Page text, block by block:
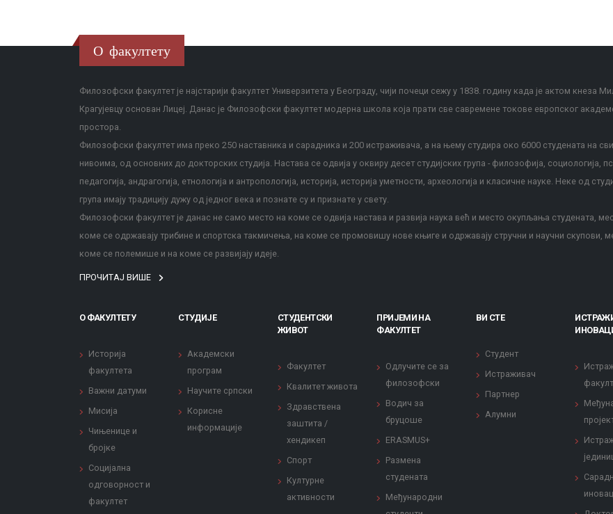
О факултету
Филозофски факултет је најстарији факултет Универзитета у Београду, чији почеци сежу у 1838. годину када је актом кнеза
Крагујевцу основан Лицеј. Данас је Филозофски факултет модерна школа која прати све савремене токове европског
простора.
Филозофски факултет има преко 250 наставника и сарадника и 200 истраживача, а на њему студира око 6000 студената на
нивоима, од основних до докторских студија. Настава се одвија у оквиру десет студијских група - филозофија, социологија,
педагогија, андрагогија, етнологија и антропологија, историја, историја уметности, археологија и класичне науке. Неке од
група имају традицију дужу од једног века и познате су и признате у свету.
Филозофски факултет је данас не само место на коме се одвија настава и развија наука већ и место окупљања студената,
коме се одржавају трибине и спортска такмичења, на коме се промовишу нове књиге и одржавају стручни и научни скупови,
коме се полемише и на коме се развијају идеје.
ПРОЧИТАЈ ВИШЕ
О ФАКУЛТЕТУ
Историја
факултета
Важни датуми
Мисија
Чињенице и
бројке
Социјална
одговорност и
факултет
СТУДИЈЕ
Академски
програм
Научите српски
Корисне
информације
СТУДЕНТСКИ
ЖИВОТ
Факултет
Квалитет живота
Здравствена
заштита /
хендикеп
Спорт
Културне
активности
ПРИЈЕМИ НА
ФАКУЛТЕТ
Одлучите се за
филозофски
Водич за
бруцоше
ERASMUS+
Размена
студената
Међународни
ВИ СТЕ
Студент
Истраживач
Партнер
Алумни